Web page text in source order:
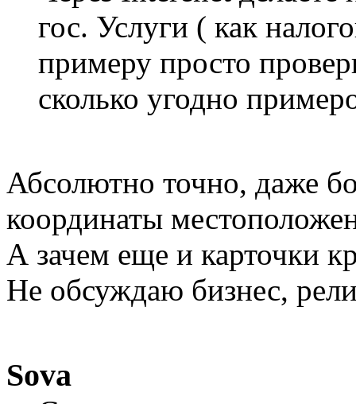
гос. Услуги ( как
примеру просто
сколько угодно
Абсолютно точно, даже
координаты
А зачем еще и карточки
Не обсуждаю бизнес,
Sova